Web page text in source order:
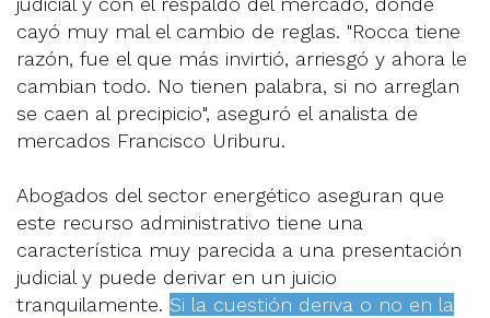
cayó muy mal el cambio de reglas. "Rocca tiene
razón, fue el que más invirtió, arriesgó y ahora le
cambian todo. No tienen palabra, si no arreglan
se caen al precipicio", aseguró el analista de
mercados Francisco Uriburu.
Abogados del sector energético aseguran que
este recurso administrativo tiene una
característica muy parecida a una presentación
judicial y puede derivar en un juicio
tranquilamente. Si la cuestión deriva o no en la